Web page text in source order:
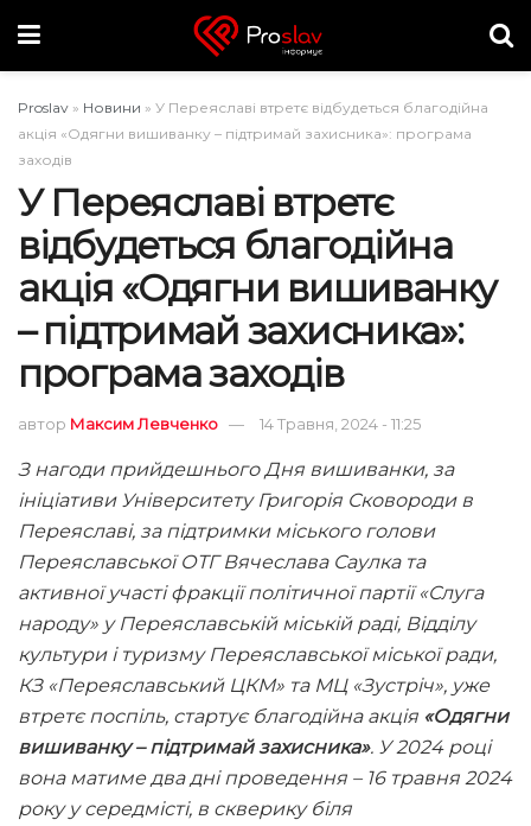
Proslav » Новини » У Переяславі втретє відбудеться благодійна
акція «Одягни вишиванку – підтримай захисника»: програма
заходів
У Переяславі втретє
відбудеться благодійна
акція «Одягни вишиванку
– підтримай захисника»:
програма заходів
автор Максим Левченко 14 Травня, 2024 - 11:25
З нагоди прийдешнього Дня вишиванки, за
ініціативи Університету Григорія Сковороди в
Переяславі, за підтримки міського голови
Переяславської ОТГ Вячеслава Саулка та
активної участі фракції політичної партії «Слуга
народу» у Переяславській міській раді, Відділу
культури і туризму Переяславської міської ради,
КЗ «Переяславський ЦКМ» та МЦ «Зустріч», уже
втретє поспіль, стартує благодійна акція «Одягни
вишиванку – підтримай захисника». У 2024 році
вона матиме два дні проведення – 16 травня 2024
року у середмісті, в скверику біля